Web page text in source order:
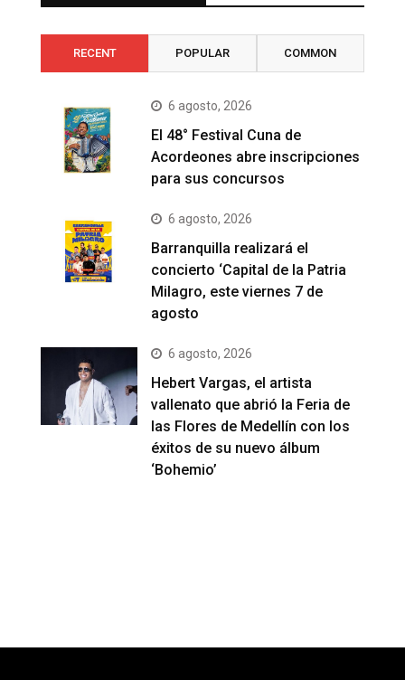
RECENT POPULAR COMMON
6 agosto, 2026
El 48° Festival Cuna de
Acordeones abre inscripciones
para sus concursos
6 agosto, 2026
Barranquilla realizará el
concierto ‘Capital de la Patria
Milagro, este viernes 7 de
agosto
6 agosto, 2026
Hebert Vargas, el artista
vallenato que abrió la Feria de
las Flores de Medellín con los
éxitos de su nuevo álbum
‘Bohemio’